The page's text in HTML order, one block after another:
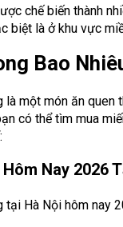
chế biến thành
biệt là ở khu vực
Bao
là một món ăn
có thể tìm mua
Nay 2026
tại Hà Nội hôm nay